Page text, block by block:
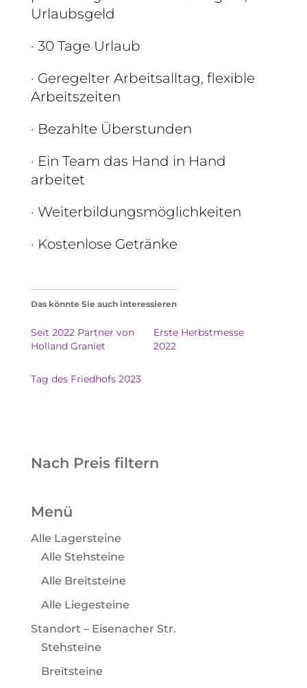
Urlaubsgeld
· 30 Tage Urlaub
· Geregelter Arbeitsalltag, flexible
Arbeitszeiten
· Bezahlte Überstunden
· Ein Team das Hand in Hand
arbeitet
· Weiterbildungsmöglichkeiten
· Kostenlose Getränke
Das könnte Sie auch interessieren
Seit 2022 Partner von
Holland Graniet
Erste Herbstmesse
2022
Tag des Friedhofs 2023
Nach Preis filtern
Menü
Alle Lagersteine
Alle Stehsteine
Alle Breitsteine
Alle Liegesteine
Standort – Eisenacher Str.
Stehsteine
Breitsteine